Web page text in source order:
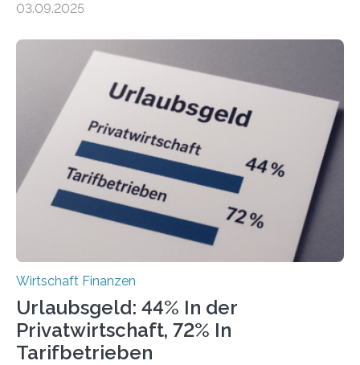
Landkreise mit den meisten Gründungen von
ist demnach Berlin. Betrachtet man nur die Gründungen
der Freiberuflerinnen, so liegt Leipzig an der Spitze. In
Berlin starteten in 2024 die meisten Personen in eine
eigene freiberufliche Existenz, dahinter folgten die
Städte Hamburg, München und Köln. Betrachtet man
hingegen die Existenzgründungsintensität – die Anzahl
der freiberuflichen Gründungen je…
03.09.2025
Wirtschaft Finanzen
Urlaubsgeld: 44% In der
Privatwirtschaft, 72% In
Tarifbetrieben